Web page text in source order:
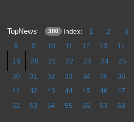
TopNews 300 Index: 1 2 3
8
9 10 11 12 13 14
19
20 21 22 23 24 25
30
31 32 33 34 35 36
41
42 43 44 45 46 47
52
53 54 55 56 57 58